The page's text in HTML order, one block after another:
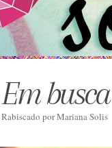
Em
Rabiscado porMariana Solis